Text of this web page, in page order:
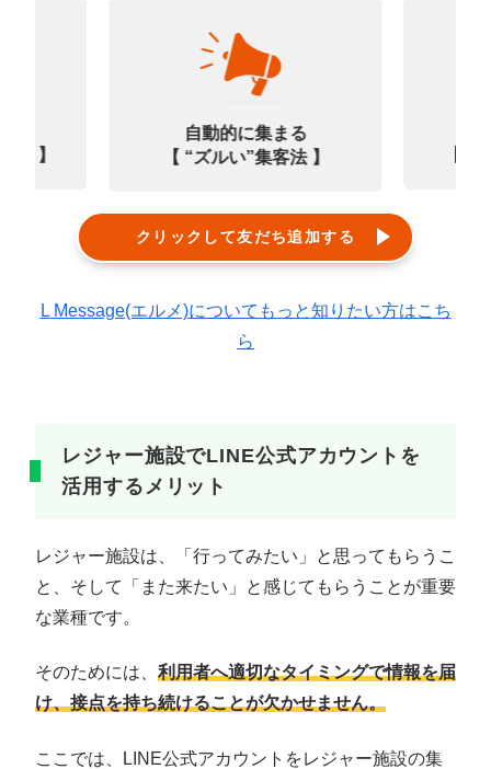
選 】
自動的に集まる
【 “ズルい”集客法 】
クリックして友だち追加する
L Message(エルメ)についてもっと知りたい方はこち
ら
レジャー施設でLINE公式アカウントを
活用するメリット
レジャー施設は、「行ってみたい」と思ってもらうこ
と、そして「また来たい」と感じてもらうことが重要
な業種です。
そのためには、 利用者へ適切なタイミングで情報を届
け、接点を持ち続けることが欠かせません。
ここでは、LINE公式アカウントをレジャー施設の集